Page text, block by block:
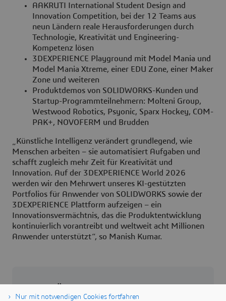
AAKRUTI International Student Design and
Innovation Competition, bei der 12 Teams aus
neun Ländern reale Herausforderungen durch
Technologie, Kreativität und Engineering-
Kompetenz lösen
3DEXPERIENCE Playground mit Model Mania und
Model Mania Xtreme, einer EDU Zone, einer Maker
Zone und weiteren
Produktdemos von SOLIDWORKS-Kunden und
Startup-Programmteilnehmern: Molteni Group,
Westwood Robotics, Psyonic, Sparx Hockey, COM-
PAK+, NOVOFERM und Brudden
„Künstliche Intelligenz verändert grundlegend, wie
Menschen arbeiten – sie automatisiert Aufgaben und
schafft zugleich mehr Zeit für Kreativität und
Innovation. Auf der 3DEXPERIENCE World 2026
werden wir den Mehrwert unseres KI-gestützten
Portfolios für Anwender von SOLIDWORKS sowie der
3DEXPERIENCE Plattform aufzeigen – ein
Innovationsvermächtnis, das die Produktentwicklung
kontinuierlich vorantreibt und weltweit acht Millionen
Anwender unterstützt“, so Manish Kumar.
Nur mit notwendigen Cookies fortfahren